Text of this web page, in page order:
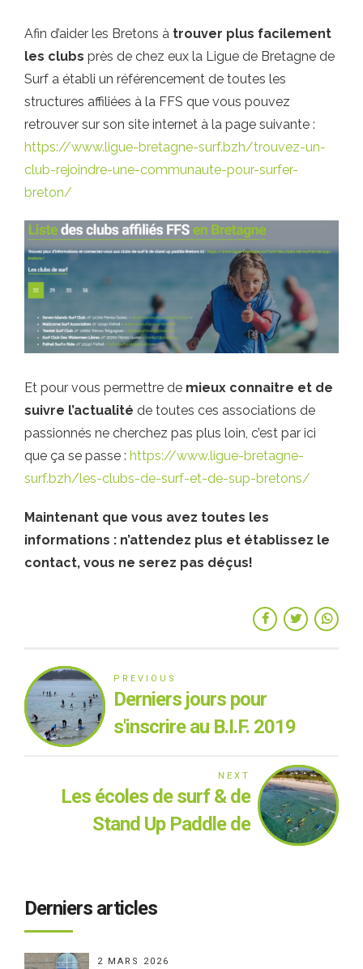
Afin d’aider les Bretons à trouver plus facilement
les clubs près de chez eux la Ligue de Bretagne de
Surf a établi un référencement de toutes les
structures affiliées à la FFS que vous pouvez
retrouver sur son site internet à la page suivante :
https://www.ligue-bretagne-surf.bzh/trouvez-un-
club-rejoindre-une-communaute-pour-surfer-
breton/
Et pour vous permettre de mieux connaitre et de
suivre l’actualité de toutes ces associations de
passionnés ne cherchez pas plus loin, c’est par ici
que ça se passe : https://www.ligue-bretagne-
surf.bzh/les-clubs-de-surf-et-de-sup-bretons/
Maintenant que vous avez toutes les
informations : n’attendez plus et établissez le
contact, vous ne serez pas déçus!
PREVIOUS
Derniers jours pour
s'inscrire au B.I.F. 2019
NEXT
Les écoles de surf & de
Stand Up Paddle de
Derniers articles
2 MARS 2026